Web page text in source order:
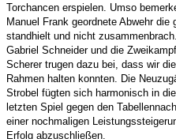
Torchancen erspielen. Umso
Manuel Frank geordnete Abwehr
standhielt und nicht
Gabriel Schneider und die
Scherer trugen dazu bei, dass wir
Rahmen halten konnten. Die
Strobel fügten sich harmonisch in
letzten Spiel gegen den
einer nochmaligen
Erfolg abzuschließen.